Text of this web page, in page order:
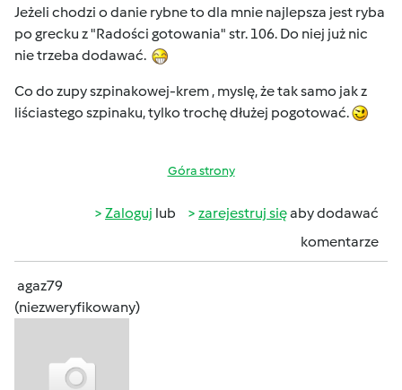
Jeżeli chodzi o danie rybne to dla mnie najlepsza jest ryba
po grecku z "Radości gotowania" str. 106. Do niej już nic
nie trzeba dodawać.
Co do zupy szpinakowej-krem , myslę, że tak samo jak z
liściastego szpinaku, tylko trochę dłużej pogotować.
Góra strony
Zaloguj lub zarejestruj sięaby dodawać
komentarze
agaz79
(niezweryfikowany)